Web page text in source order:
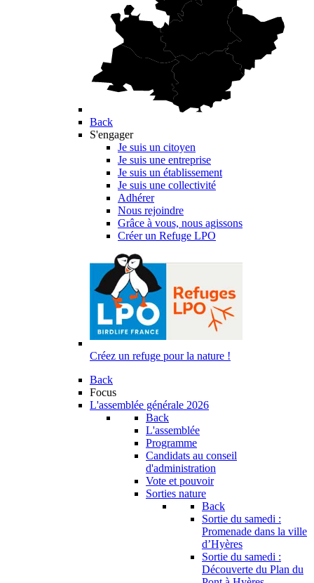
Back
S'engager
Je suis un citoyen
Je suis une entreprise
Je suis un établissement
Je suis une collectivité
Adhérer
Nous rejoindre
Grâce à vous, nous agissons
Créer un Refuge LPO
Créez un refuge pour la nature !
Back
Focus
L'assemblée générale 2026
Back
L'assemblée
Programme
Candidats au conseil
d'administration
Vote et pouvoir
Sorties nature
Back
Sortie du samedi :
Promenade dans la ville
d’Hyères
Sortie du samedi :
Découverte du Plan du